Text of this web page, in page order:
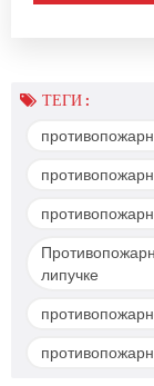
ТЕГИ :
липучке